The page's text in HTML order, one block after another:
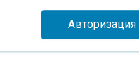
Авторизация